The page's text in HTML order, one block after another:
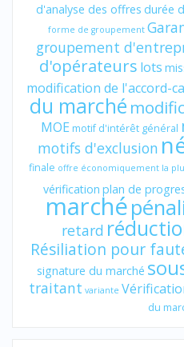
d'analyse des offres durée
forme de groupement
groupement
d'opérateurs lots
modification de l'accord-
du marché
MOE motif d'intérêt général
motifs d'exclusion
finale offre économiquement la
vérification plan de
marché
retard
Résiliation pour
signature du marché
traitant variante
du